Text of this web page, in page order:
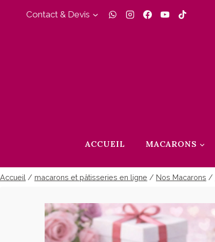
Contact & Devis
ACCUEIL MACARONS
Accueil / macarons et pâtisseries en ligne / Nos Macarons /